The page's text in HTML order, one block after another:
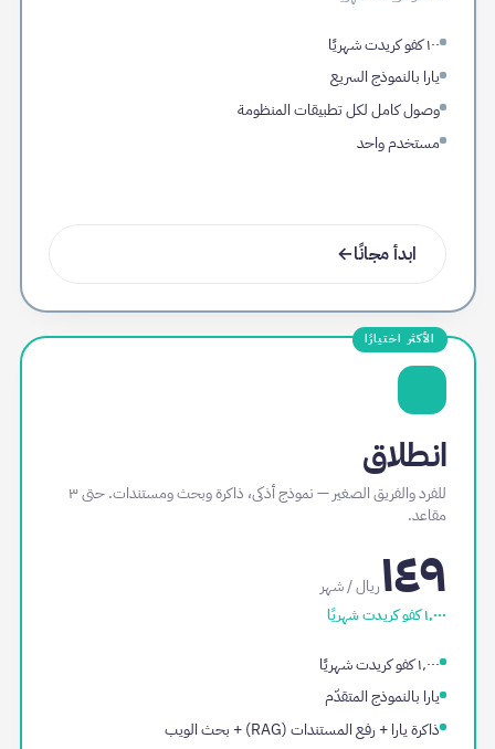
١٠٠ كفو كريدت شهريًا
يارا بالنموذج السريع
وصول كامل لكل تطبيقات المنظومة
مستخدم واحد
ابدأ مجانًا→
الأكثر اختيارًا
انطلاق
للفرد والفريق الصغير — نموذج أذكى، ذاكرة وبحث ومستندات. حتى ٣
مقاعد.
١٤٩ريال / شهر
١٬٠٠٠كفو كريدت شهريًا
١٬٠٠٠ كفو كريدت شهريًا
يارا بالنموذج المتقدّم
ذاكرة يارا + رفع المستندات (RAG) + بحث الويب